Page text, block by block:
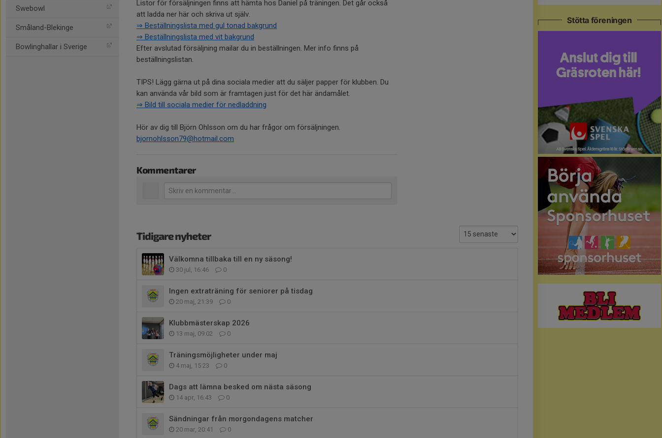
Swebowl
Småland-Blekinge
Bowlinghallar i Sverige
Listor för försäljningen finns att hämta hos Daniel på träningen. Det går också
att ladda ner här och skriva ut själv.
⇒ Beställningslista med gul tonad bakgrund
⇒ Beställningslista med vit bakgrund
Efter avslutad försäljning mailar du in beställningen. Mer info finns på
beställningslistan.
TIPS! Lägg gärna ut på dina sociala medier att du säljer papper för klubben. Du
kan använda vår bild som är framtagen just för det här ändamålet.
⇒ Bild till sociala medier för nedladdning
Hör av dig till Björn Ohlsson om du har frågor om försäljningen.
bjornohlsson79@hotmail.com
Kommentarer
Tidigare nyheter
Välkomna tillbaka till en ny säsong!
30 jul, 16:46 0
Ingen extraträning för seniorer på tisdag
20 maj, 21:39 0
Klubbmästerskap 2026
13 maj, 09:02 0
Träningsmöjligheter under maj
4 maj, 15:23 0
Dags att lämna besked om nästa säsong
14 apr, 16:43 0
Sändningar från morgondagens matcher
20 mar, 20:41 0
Stötta föreningen